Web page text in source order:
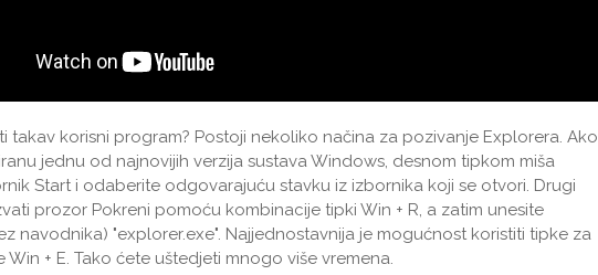
takav korisni program? Postoji nekoliko načina za pozivanje Explorera. Ako
jednu od najnovijih verzija sustava Windows, desnom tipkom miša
Start i odaberite odgovarajuću stavku iz izbornika koji se otvori. Drugi
prozor Pokreni pomoću kombinacije tipki Win + R, a zatim unesite
navodnika) "explorer.exe". Najjednostavnija je mogućnost koristiti tipke za
Win + E. Tako ćete uštedjeti mnogo više vremena.